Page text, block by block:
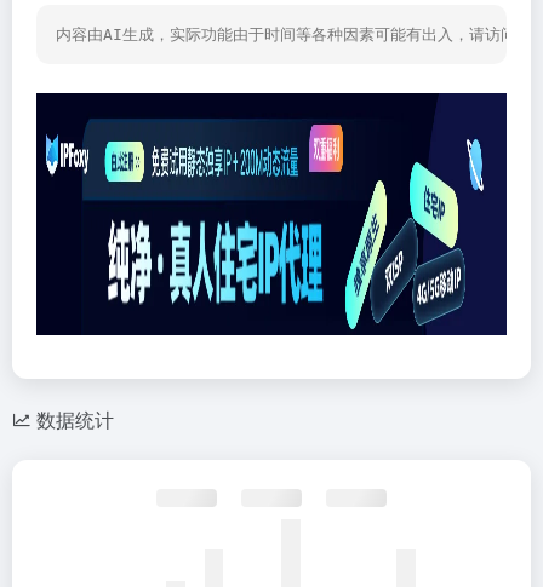
内容由AI生成，实际功能由于时间等各种因素可能有出入，请访问网
数据统计